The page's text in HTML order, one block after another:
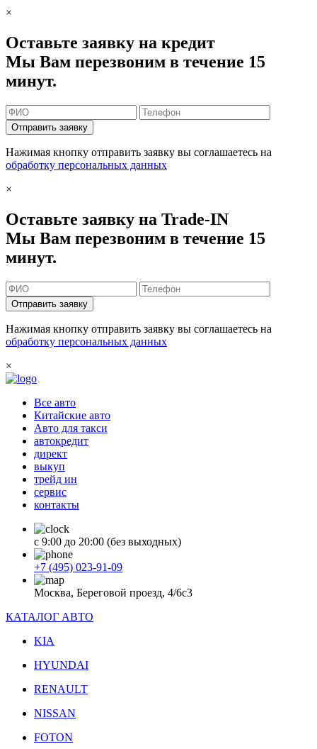
×
Оставьте заявку на кредит
Мы Вам перезвоним в течение 15
минут.
Отправить заявку
Нажимая кнопку отправить заявку вы соглашаетесь на
обработку персональных данных
×
Оставьте заявку на Trade-IN
Мы Вам перезвоним в течение 15
минут.
Отправить заявку
Нажимая кнопку отправить заявку вы соглашаетесь на
обработку персональных данных
×
Все авто
Китайские авто
Авто для такси
автокредит
директ
выкуп
трейд ин
сервис
контакты
с 9:00 до 20:00 (без выходных)
+7 (495) 023-91-09
Москва, Береговой проезд, 4/6с3
КАТАЛОГ АВТО
KIA
HYUNDAI
RENAULT
NISSAN
FOTON